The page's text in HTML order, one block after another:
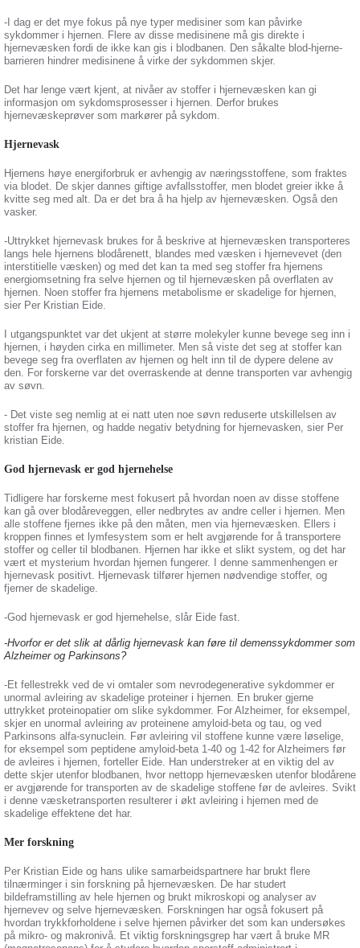
-I dag er det mye fokus på nye typer medisiner som kan påvirke
sykdommer i hjernen. Flere av disse medisinene må gis direkte i
hjernevæsken fordi de ikke kan gis i blodbanen. Den såkalte blod-hjerne-
barrieren hindrer medisinene å virke der sykdommen skjer.
Det har lenge vært kjent, at nivåer av stoffer i hjernevæsken kan gi
informasjon om sykdomsprosesser i hjernen. Derfor brukes
hjernevæskeprøver som markører på sykdom.
Hjernevask
Hjernens høye energiforbruk er avhengig av næringsstoffene, som fraktes
via blodet. De skjer dannes giftige avfallsstoffer, men blodet greier ikke å
kvitte seg med alt. Da er det bra å ha hjelp av hjernevæsken. Også den
vasker.
-Uttrykket hjernevask brukes for å beskrive at hjernevæsken transporteres
langs hele hjernens blodårenett, blandes med væsken i hjernevevet (den
interstitielle væsken) og med det kan ta med seg stoffer fra hjernens
energiomsetning fra selve hjernen og til hjernevæsken på overflaten av
hjernen. Noen stoffer fra hjernens metabolisme er skadelige for hjernen,
sier Per Kristian Eide.
I utgangspunktet var det ukjent at større molekyler kunne bevege seg inn i
hjernen, i høyden cirka en millimeter. Men så viste det seg at stoffer kan
bevege seg fra overflaten av hjernen og helt inn til de dypere delene av
den. For forskerne var det overraskende at denne transporten var avhengig
av søvn.
- Det viste seg nemlig at ei natt uten noe søvn reduserte utskillelsen av
stoffer fra hjernen, og hadde negativ betydning for hjernevasken, sier Per
kristian Eide.
God hjernevask er god hjernehelse
Tidligere har forskerne mest fokusert på hvordan noen av disse stoffene
kan gå over blodåreveggen, eller nedbrytes av andre celler i hjernen. Men
alle stoffene fjernes ikke på den måten, men via hjernevæsken. Ellers i
kroppen finnes et lymfesystem som er helt avgjørende for å transportere
stoffer og celler til blodbanen. Hjernen har ikke et slikt system, og det har
vært et mysterium hvordan hjernen fungerer. I denne sammenhengen er
hjernevask positivt. Hjernevask tilfører hjernen nødvendige stoffer, og
fjerner de skadelige.
-God hjernevask er god hjernehelse, slår Eide fast.
-Hvorfor er det slik at dårlig hjernevask kan føre til demenssykdommer som
Alzheimer og Parkinsons?
-Et fellestrekk ved de vi omtaler som nevrodegenerative sykdommer er
unormal avleiring av skadelige proteiner i hjernen. En bruker gjerne
uttrykket proteinopatier om slike sykdommer. For Alzheimer, for eksempel,
skjer en unormal avleiring av proteinene amyloid-beta og tau, og ved
Parkinsons alfa-synuclein. Før avleiring vil stoffene kunne være løselige,
for eksempel som peptidene amyloid-beta 1-40 og 1-42 for Alzheimers før
de avleires i hjernen, forteller Eide. Han understreker at en viktig del av
dette skjer utenfor blodbanen, hvor nettopp hjernevæsken utenfor blodårene
er avgjørende for transporten av de skadelige stoffene før de avleires. Svikt
i denne væsketransporten resulterer i økt avleiring i hjernen med de
skadelige effektene det har.
Mer forskning
Per Kristian Eide og hans ulike samarbeidspartnere har brukt flere
tilnærminger i sin forskning på hjernevæsken. De har studert
bildeframstilling av hele hjernen og brukt mikroskopi og analyser av
hjernevev og selve hjernevæsken. Forskningen har også fokusert på
hvordan trykkforholdene i selve hjernen påvirker det som kan undersøkes
på mikro- og makronivå. Et viktig forskningsgrep har vært å bruke MR